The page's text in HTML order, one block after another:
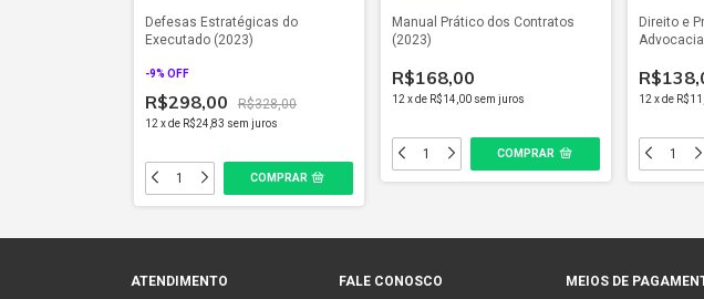
Defesas Estratégicas do
Executado (2023)
-9% OFF
R$298,00 R$328,00
12 xde R$24,83 sem juros
Manual Prático dos Contratos
(2023)
R$168,00
12 xde R$14,00 sem juros
Direito e
12 xde
ATENDIMENTO FALE CONOSCO MEIOS DE